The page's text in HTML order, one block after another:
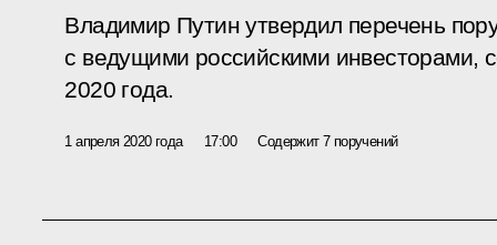
Владимир Путин утвердил перечень
с ведущими российскими инвесторами,
2020 года.
1 апреля 2020 года 17:00 Содержит 7 поручений